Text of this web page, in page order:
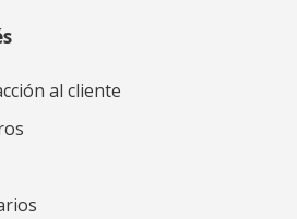
al cliente